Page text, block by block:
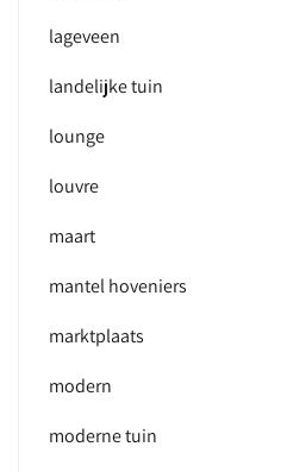
lageveen
landelijke tuin
lounge
louvre
maart
mantel hoveniers
marktplaats
modern
moderne tuin